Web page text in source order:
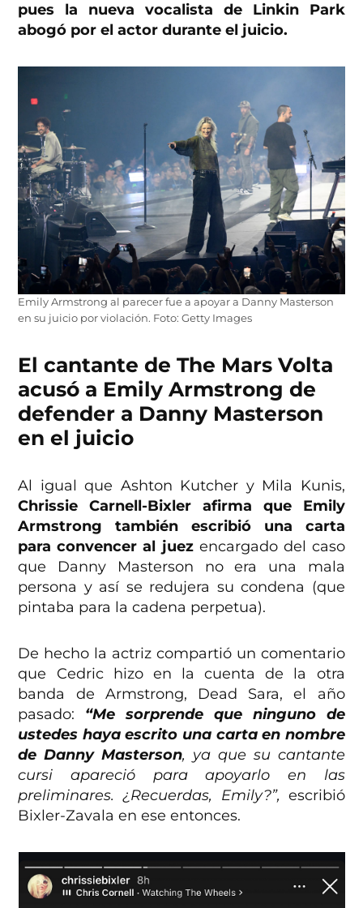
pues la nueva vocalista de Linkin Park
abogó por el actor durante el juicio.
Emily Armstrong al parecer fue a apoyar a Danny Masterson
en su juicio por violación. Foto: Getty Images
El cantante de The Mars Volta
acusó a Emily Armstrong de
defender a Danny Masterson
en el juicio
Al igual que Ashton Kutcher y Mila Kunis,
Chrissie Carnell-Bixler afirma que Emily
Armstrong también escribió una carta
para convencer al juez encargado del caso
que Danny Masterson no era una mala
persona y así se redujera su condena (que
pintaba para la cadena perpetua).
De hecho la actriz compartió un comentario
que Cedric hizo en la cuenta de la otra
banda de Armstrong, Dead Sara, el año
pasado: “Me sorprende que ninguno de
ustedes haya escrito una carta en nombre
de Danny Masterson, ya que su cantante
cursi apareció para apoyarlo en las
preliminares. ¿Recuerdas, Emily?”, escribió
Bixler-Zavala en ese entonces.